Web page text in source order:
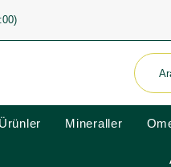
Mineraller